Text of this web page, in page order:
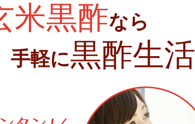
米黒酢なら
手軽に黒酢生活